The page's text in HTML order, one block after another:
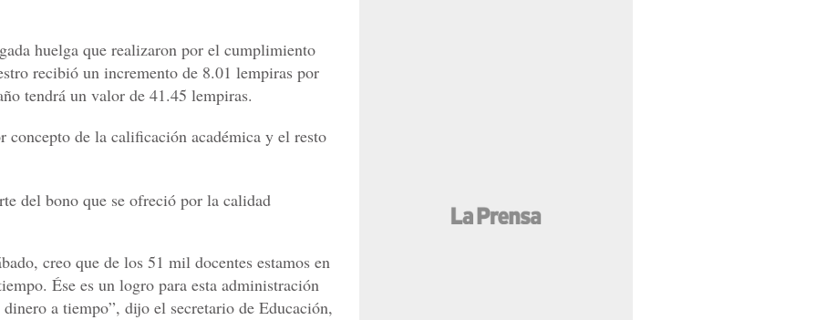
huelga que realizaron por el cumplimiento
recibió un incremento de 8.01 lempiras por
tendrá un valor de 41.45 lempiras.
concepto de la calificación académica y el resto
del bono que se ofreció por la calidad
creo que de los 51 mil docentes estamos en
Ése es un logro para esta administración
a tiempo”, dijo el secretario de Educación,